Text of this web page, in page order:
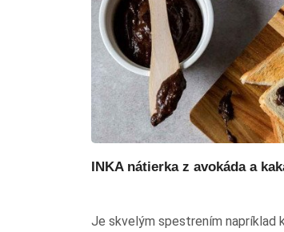
INKA nátierka z avokáda a
Je skvelým spestrením napríklad